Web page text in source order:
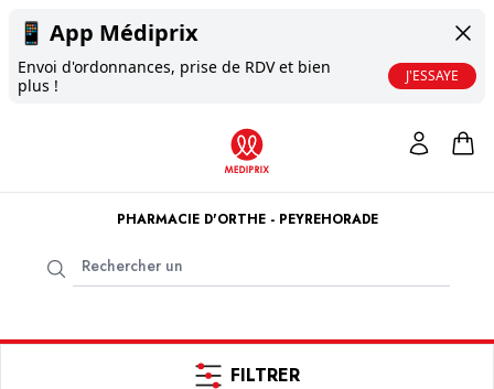
📱 App Médiprix
Envoi d'ordonnances, prise de RDV et bien
plus !
J'ESSAYE
PHARMACIE D'ORTHE - PEYREHORADE
FILTRER